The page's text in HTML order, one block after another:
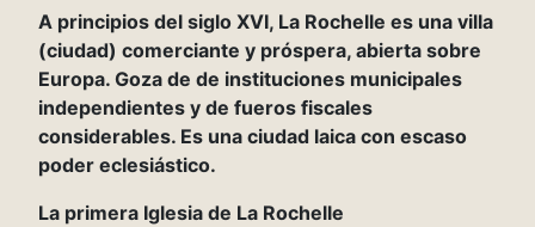
A principios del siglo XVI, La Rochelle es una villa
(ciudad) comerciante y próspera, abierta sobre
Europa. Goza de de instituciones municipales
independientes y de fueros fiscales
considerables. Es una ciudad laica con escaso
poder eclesiástico.
La primera Iglesia de La Rochelle